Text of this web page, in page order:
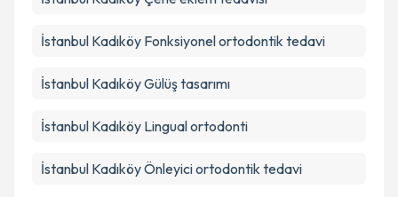
İstanbul Kadıköy Fonksiyonel ortodontik tedavi
İstanbul Kadıköy Gülüş tasarımı
İstanbul Kadıköy Lingual ortodonti
İstanbul Kadıköy Önleyici ortodontik tedavi